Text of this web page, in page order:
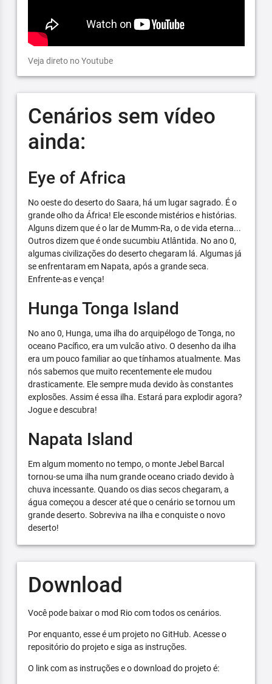
Veja direto no Youtube
Cenários sem vídeo
ainda:
Eye of Africa
No oeste do deserto do Saara, há um lugar sagrado. É o
grande olho da África! Ele esconde mistérios e histórias.
Alguns dizem que é o lar de Mumm-Ra, o de vida eterna...
Outros dizem que é onde sucumbiu Atlântida. No ano 0,
algumas civilizações do deserto chegaram lá. Algumas já
se enfrentaram em Napata, após a grande seca.
Enfrente-as e vença!
Hunga Tonga Island
No ano 0, Hunga, uma ilha do arquipélogo de Tonga, no
oceano Pacífico, era um vulcão ativo. O desenho da ilha
era um pouco familiar ao que tínhamos atualmente. Mas
nós sabemos que muito recentemente ele mudou
drasticamente. Ele sempre muda devido às constantes
explosões. Assim é essa ilha. Estará para explodir agora?
Jogue e descubra!
Napata Island
Em algum momento no tempo, o monte Jebel Barcal
tornou-se uma ilha num grande oceano criado devido à
chuva incessante. Quando os dias secos chegaram, a
água começou a descer até que o cenário se tornou um
grande deserto. Sobreviva na ilha e conquiste o novo
deserto!
Download
Você pode baixar o mod Rio com todos os cenários.
Por enquanto, esse é um projeto no GitHub. Acesse o
repositório do projeto e siga as instruções.
O link com as instruções e o download do projeto é: